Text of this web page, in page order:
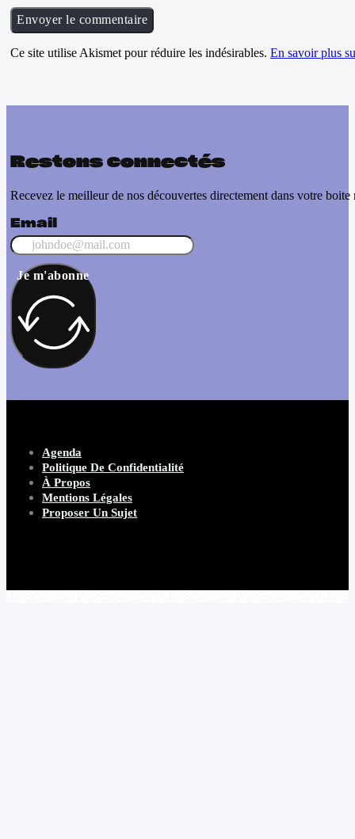
Ce site utilise Akismet pour réduire les indésirables. En savoir plus
Restons connectés
Recevez le meilleur de nos découvertes directement dans votre boite
Email
Je m'abonne
Agenda
Politique De Confidentialité
À Propos
Mentions Légales
Proposer Un Sujet